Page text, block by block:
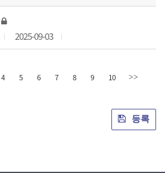
2025-09-03
4 5 6 7 8 9 10 >>
등록